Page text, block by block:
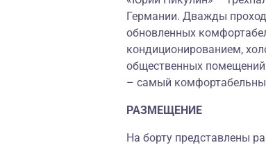
Германии. Дважды
обновленных
кондиционированием,
общественных
– самый
РАЗМЕЩЕНИЕ
На борту представлены